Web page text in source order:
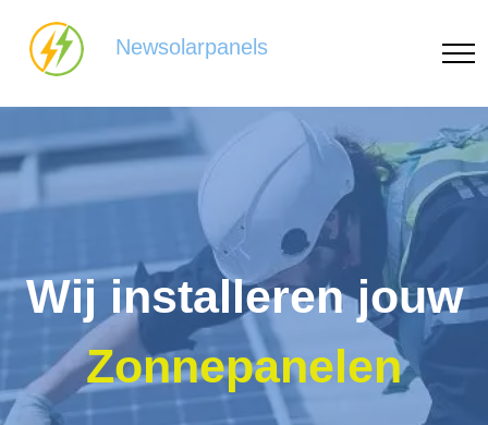
Newsolarpanels
Wij installeren jouw
Zonnepanelen